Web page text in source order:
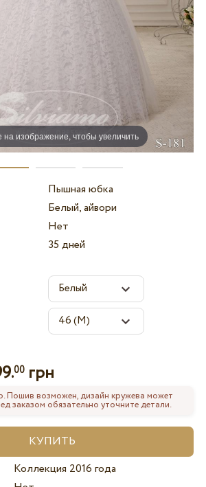
изображение, чтобы увеличить
Пышная юбка
Белый, айвори
Нет
35 дней
00грн
Пошив возможен, дизайн кружева может
заказом обязательно уточните детали.
Коллекция 2016 года